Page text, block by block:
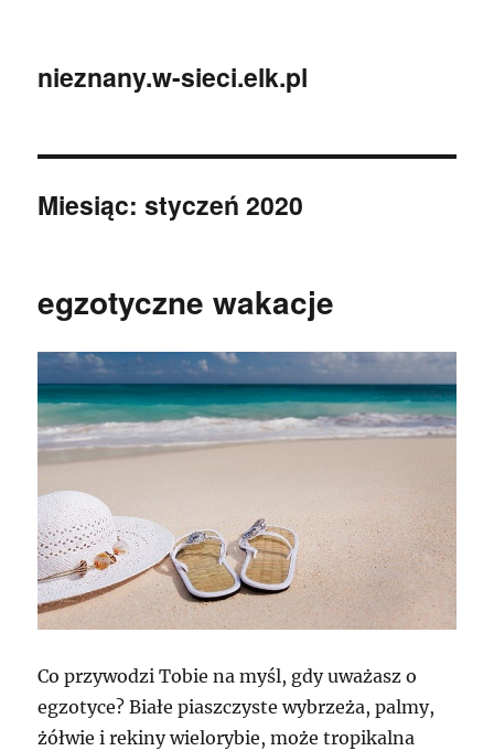
nieznany.w-sieci.elk.pl
Miesiąc:styczeń 2020
egzotyczne wakacje
Co przywodzi Tobie na myśl, gdy uważasz o
egzotyce? Białe piaszczyste wybrzeża, palmy,
żółwie i rekiny wielorybie, może tropikalna